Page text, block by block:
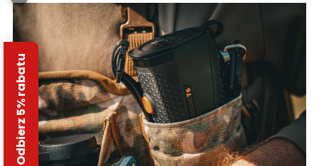
Odbierz 5% rabatu